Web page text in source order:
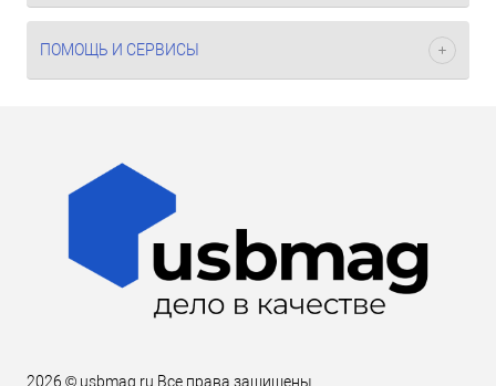
ПОМОЩЬ И СЕРВИСЫ
2026 © usbmag.ru Все права защищены.